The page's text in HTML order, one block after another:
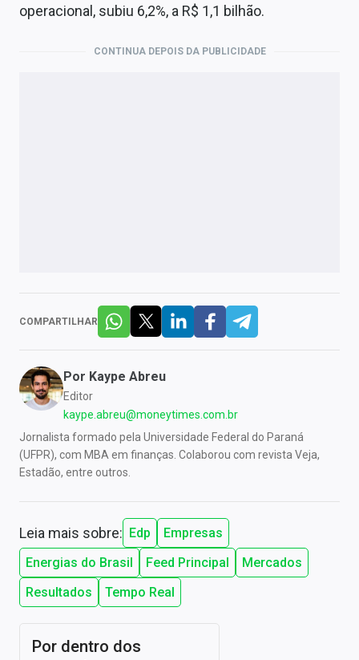
Conteúdo de Marca
operacional, subiu 6,2%, a R$ 1,1 bilhão.
CONTINUA DEPOIS DA PUBLICIDADE
COMPARTILHAR
Por Kaype Abreu
Editor
kaype.abreu@moneytimes.com.br
Jornalista formado pela Universidade Federal do Paraná
(UFPR), com MBA em finanças. Colaborou com revista Veja,
Estadão, entre outros.
Leia mais sobre: Edp
Empresas
Energias do Brasil
Feed Principal
Mercados
Resultados
Tempo Real
Por dentro dos